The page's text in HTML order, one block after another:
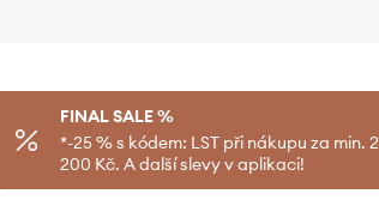
FINAL SALE %
*-25 % s kódem: LST při nákupu za min. 2
200 Kč. A další slevy v aplikaci!